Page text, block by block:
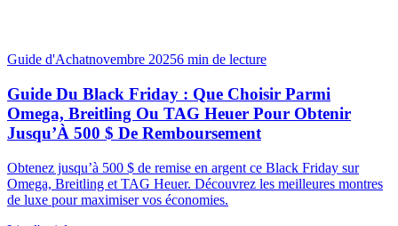
Guide d'Achatnovembre 20256 min de lecture
Guide Du Black Friday : Que Choisir Parmi
Omega, Breitling Ou TAG Heuer Pour Obtenir
Jusqu’À 500 $ De Remboursement
Obtenez jusqu’à 500 $ de remise en argent ce Black Friday sur
Omega, Breitling et TAG Heuer. Découvrez les meilleures montres
de luxe pour maximiser vos économies.